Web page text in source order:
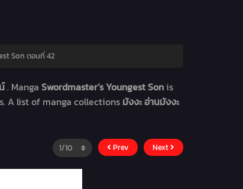
Son ตอนที่ 42
. Manga Swordmaster’s Youngest Sonis
A list of manga collections มังงะ อ่านมังงะ
Prev Next